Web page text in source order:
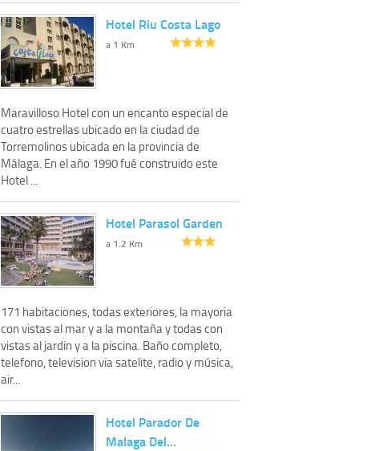
Hotel Riu Costa Lago
a 1 Km
Maravilloso Hotel con un encanto especial de
cuatro estrellas ubicado en la ciudad de
Torremolinos ubicada en la provincia de
Málaga. En el año 1990 fué construido este
Hotel ...
Hotel Parasol Garden
a 1.2 Km
171 habitaciones, todas exteriores, la mayoria
con vistas al mar y a la montaña y todas con
vistas al jardin y a la piscina. Baño completo,
telefono, television via satelite, radio y música,
air...
Hotel Parador De
Malaga Del…